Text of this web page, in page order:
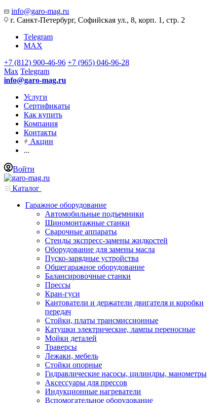
info@garo-mag.ru
г. Санкт-Петербург, Софийская ул., 8, корп. 1, стр. 2
Telegram
MAX
+7 (812) 900-46-96 +7 (965) 046-96-28
Max Telegram
info@garo-mag.ru
Услуги
Сертификаты
Как купить
Компания
Контакты
Акции
...
Войти
Каталог
Гаражное оборудование
Автомобильные подъемники
Шиномонтажные станки
Сварочные аппараты
Стенды экспресс-замены жидкостей
Оборудование для замены масла
Пуско-зарядные устройства
Общегаражное оборудование
Балансировочные станки
Прессы
Кран-гуси
Кантователи и держатели двигателя и коробки
передач
Стойки, платы трансмиссионные
Катушки электрические, лампы переносные
Мойки деталей
Траверсы
Лежаки, мебель
Стойки опорные
Гидравлические насосы, цилиндры, манометры
Аксессуары для прессов
Индукционные нагреватели
Вспомогательное оборудование